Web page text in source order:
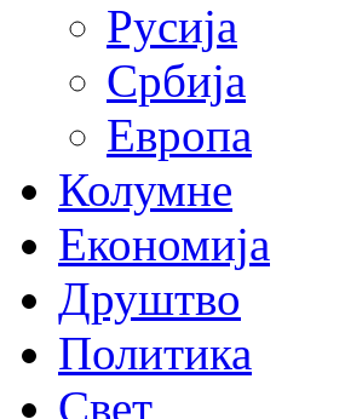
Русија
Србија
Европа
Колумне
Економија
Друштво
Политика
Свет